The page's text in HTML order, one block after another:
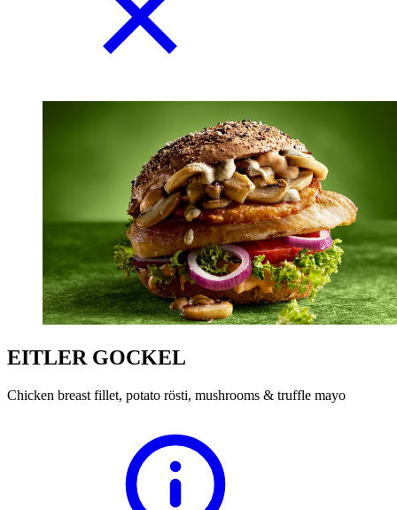
EITLER GOCKEL
Chicken breast fillet, potato rösti, mushrooms & truffle mayo